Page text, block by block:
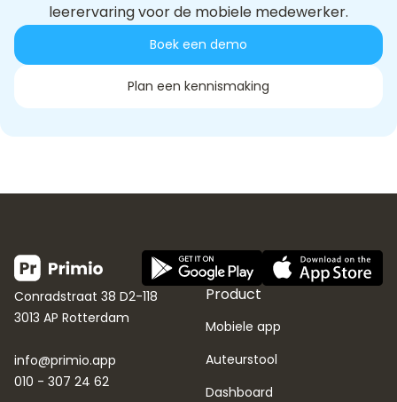
leerervaring voor de mobiele medewerker.
Boek een demo
Plan een kennismaking
Conradstraat 38 D2-118
3013 AP Rotterdam
info@primio.app
010 - 307 24 62
Product
Mobiele app
Auteurstool
Dashboard